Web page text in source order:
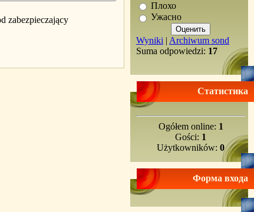
Плохо
Ужасно
Wyniki | Archiwum sond
Suma odpowiedzi: 17
Статистика
Ogółem online: 1
Gości: 1
Użytkowników: 0
Форма входа